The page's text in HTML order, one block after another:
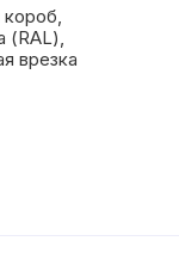
(RAL),
врезка